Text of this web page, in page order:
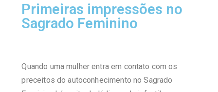
Primeiras impressões no
Sagrado Feminino
Quando uma mulher entra em contato com os
preceitos do autoconhecimento no Sagrado